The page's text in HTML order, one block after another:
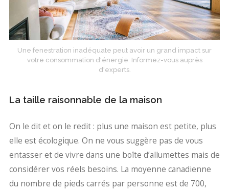
Une fenestration inadéquate peut avoir un grand impact sur
votre consommation d'énergie. Informez-vous auprès
d'experts.
La taille raisonnable de la maison
On le dit et on le redit : plus une maison est petite, plus
elle est écologique. On ne vous suggère pas de vous
entasser et de vivre dans une boîte d’allumettes mais de
considérer vos réels besoins. La moyenne canadienne
du nombre de pieds carrés par personne est de 700,